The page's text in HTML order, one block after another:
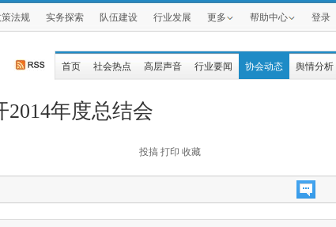
法规 实务探索 队伍建设 行业发展 更多 帮助中心 登录
首页 社会热点 高层声音 行业要闻 协会动态 舆情分析
年度总结会
投搞 打印 收藏